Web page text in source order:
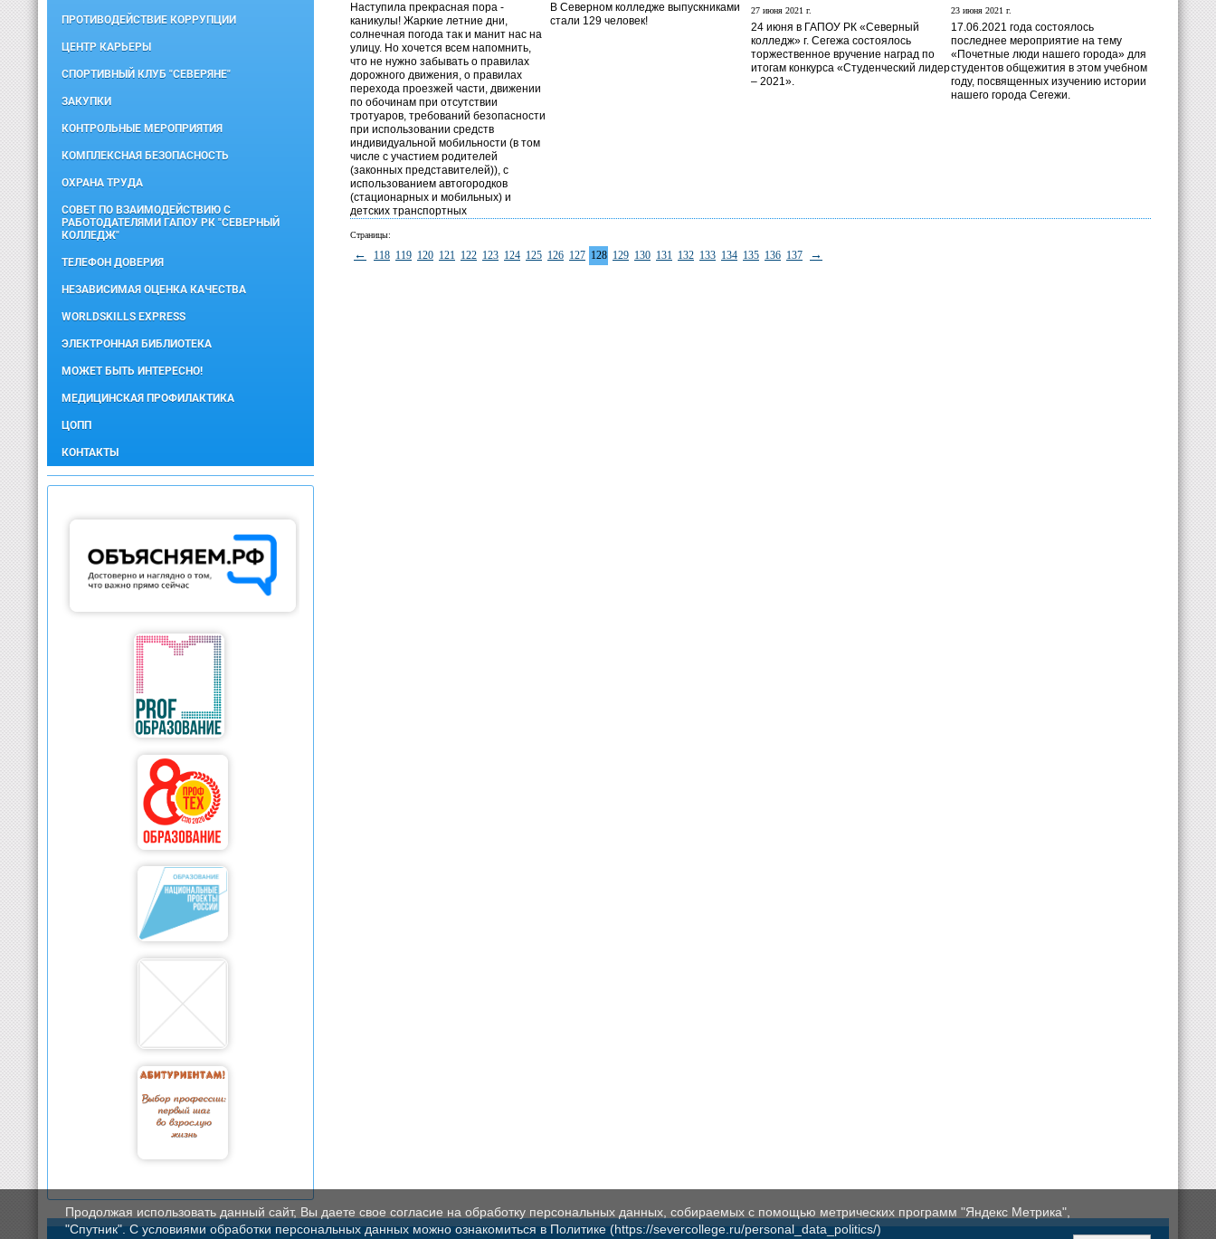
ПРОТИВОДЕЙСТВИЕ КОРРУПЦИИ
ЦЕНТР КАРЬЕРЫ
СПОРТИВНЫЙ КЛУБ "СЕВЕРЯНЕ"
ЗАКУПКИ
КОНТРОЛЬНЫЕ МЕРОПРИЯТИЯ
КОМПЛЕКСНАЯ БЕЗОПАСНОСТЬ
ОХРАНА ТРУДА
СОВЕТ ПО ВЗАИМОДЕЙСТВИЮ С
РАБОТОДАТЕЛЯМИ ГАПОУ РК "СЕВЕРНЫЙ
КОЛЛЕДЖ"
ТЕЛЕФОН ДОВЕРИЯ
НЕЗАВИСИМАЯ ОЦЕНКА КАЧЕСТВА
WORLDSKILLS EXPRESS
ЭЛЕКТРОННАЯ БИБЛИОТЕКА
МОЖЕТ БЫТЬ ИНТЕРЕСНО!
МЕДИЦИНСКАЯ ПРОФИЛАКТИКА
ЦОПП
КОНТАКТЫ
Наступила прекрасная пора -
каникулы! Жаркие летние дни,
солнечная погода так и манит нас на
улицу. Но хочется всем напомнить,
что не нужно забывать о правилах
дорожного движения, о правилах
перехода проезжей части, движении
по обочинам при отсутствии
тротуаров, требований безопасности
при использовании средств
индивидуальной мобильности (в том
числе с участием родителей
(законных представителей)), с
использованием автогородков
(стационарных и мобильных) и
детских транспортных
В Северном колледже выпускниками
стали 129 человек!
27 июня 2021 г.
24 июня в ГАПОУ РК «Северный
колледж» г. Сегежа состоялось
торжественное вручение наград по
итогам конкурса «Студенческий лидер
– 2021».
23 июня 2021 г.
17.06.2021 года состоялось
последнее мероприятие на тему
«Почетные люди нашего города» для
студентов общежития в этом учебном
году, посвященных изучению истории
нашего города Сегежи.
Страницы:
← 118 119 120 121 122 123 124 125 126 127 128 129 130 131 132 133 134 135 136 137 →
Продолжая использовать данный сайт, Вы даете свое согласие на обработку персональных данных, собираемых с помощью метрических программ "Яндекс Метрика",
"Спутник". С условиями обработки персональных данных можно ознакомиться в Политике (https://severcollege.ru/personal_data_politics/)